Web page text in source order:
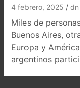
4 febrero, 2025 dn
Miles de
Buenos Aires,
Europa y
argentinos